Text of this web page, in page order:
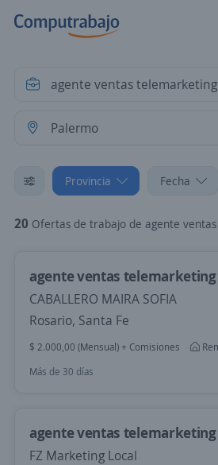
Provincia Fecha
20 Ofertas de trabajo de agente ventas telemarketing en Palermo, Capital Federal
agente ventas telemarketing
CABALLERO MAIRA SOFIA
Rosario, Santa Fe
$ 2.000,00 (Mensual) + Comisiones
Más de 30 días
agente ventas telemarketing
FZ Marketing Local